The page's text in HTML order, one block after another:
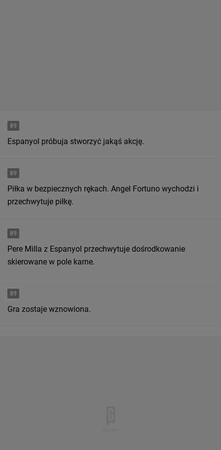
89
Espanyol próbuja stworzyć jakąś akcję.
89
Piłka w bezpiecznych rękach. Angel Fortuno wychodzi i
przechwytuje piłkę.
89
Pere Milla z Espanyol przechwytuje dośrodkowanie
skierowane w pole karne.
89
Gra zostaje wznowiona.